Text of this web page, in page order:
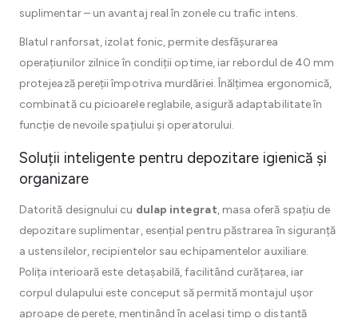
suplimentar – un avantaj real în zonele cu trafic intens.
Blatul ranforsat, izolat fonic, permite desfășurarea
operațiunilor zilnice în condiții optime, iar rebordul de 40 mm
protejează pereții împotriva murdăriei. Înălțimea ergonomică,
combinată cu picioarele reglabile, asigură adaptabilitate în
funcție de nevoile spațiului și operatorului.
Soluții inteligente pentru depozitare igienică și
organizare
Datorită designului cu dulap integrat, masa oferă spațiu de
depozitare suplimentar, esențial pentru păstrarea în siguranță
a ustensilelor, recipientelor sau echipamentelor auxiliare.
Polița interioară este detașabilă, facilitând curățarea, iar
corpul dulapului este conceput să permită montajul ușor
aproape de perete, menținând în același timp o distanță